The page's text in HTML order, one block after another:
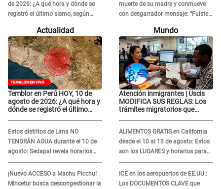
de 2026: ¿A qué hora y dónde se
registró el último sismo, según
IGP?
muerte de su madre y conmueve
con desgarrador mensaje: “Fuiste
una gran mujer”
Actualidad
Temblor en Perú HOY, 10 de
agosto de 2026: ¿A qué hora y
dónde se registró el último
Estos distritos de Lima NO
TENDRÁN AGUA durante el 10 de
agosto: Sedapal revela horarios
oficiales
¡Nuevo ACCESO a Machu Picchu!
Mincetur busca descongestionar la
Mundo
Atención inmigrantes | Uscis
MODIFICA SUS REGLAS: Los
trámites migratorios que
ALIMENTOS GRATIS en California
desde el 10 al 13 de agosto: Estos
son los LUGARES y horarios para
recibir la ayuda
ICE en los aeropuertos de EE.UU.:
Los DOCUMENTOS CLAVE que